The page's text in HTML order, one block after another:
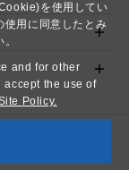
を使用してい
使用に同意したとみ
and for other
accept the use of
Policy.